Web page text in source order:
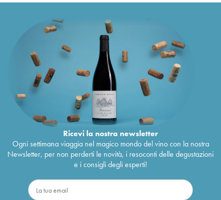
Ricevi la nostra newsletter
Ogni settimana viaggia nel magico mondo del vino con la nostra
Newsletter, per non perderti le novità, i resoconti delle degustazioni
e i consigli degli esperti!